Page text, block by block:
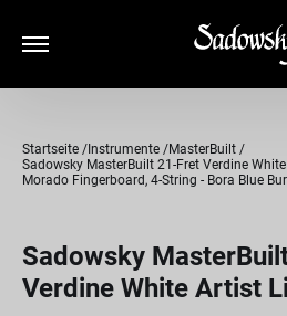
Startseite Instrumente
MasterBuilt
Sadowsky MasterBuilt 21-Fret Verdine
Morado Fingerboard, 4-String - Bora Blue
Sadowsky
Verdine White Artist